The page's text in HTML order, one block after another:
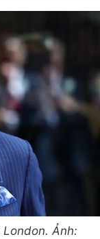
Ảnh: